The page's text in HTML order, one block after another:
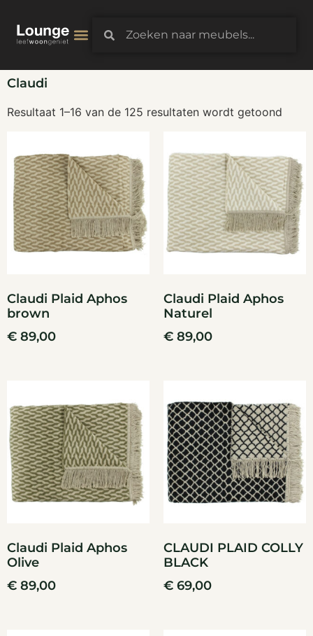
Claudi
Resultaat 1–16 van de 125 resultaten wordt getoond
Claudi Plaid Aphos
brown
€ 89,00
Claudi Plaid Aphos
Naturel
€ 89,00
Claudi Plaid Aphos
Olive
€ 89,00
CLAUDI PLAID COLLY
BLACK
€ 69,00